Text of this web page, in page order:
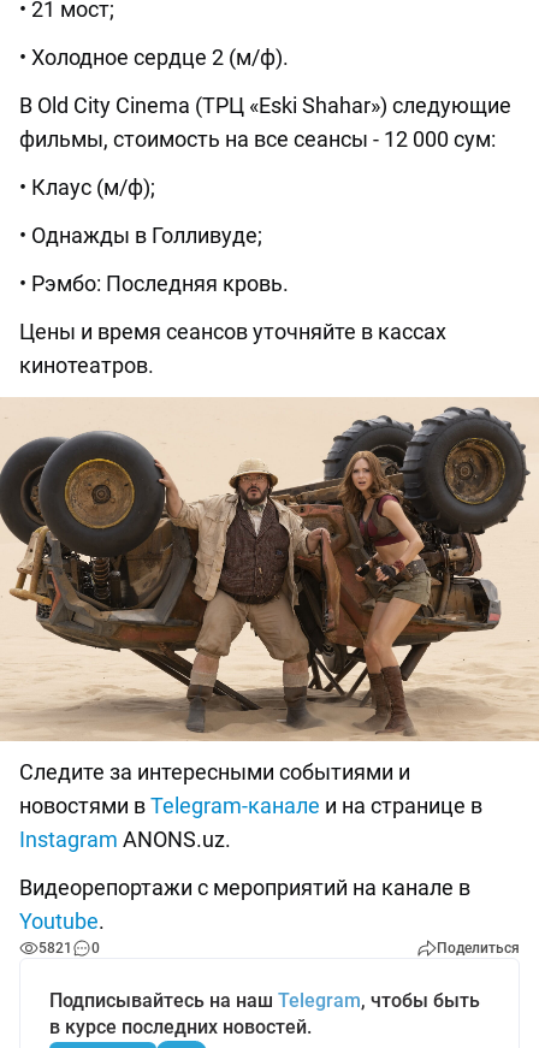
• 21 мост;
• Холодное сердце 2 (м/ф).
В Old City Cinema (ТРЦ «Eski Shahar») следующие
фильмы, стоимость на все сеансы - 12 000 сум:
• Клаус (м/ф);
• Однажды в Голливуде;
• Рэмбо: Последняя кровь.
Цены и время сеансов уточняйте в кассах
кинотеатров.
Следите за интересными событиями и
новостями вTelegram-канале и на странице в
Instagram ANONS.uz.
Видеорепортажи с мероприятий на канале в
Youtube.
5821 0 Поделиться
Подписывайтесь на наш Telegram, чтобы быть
в курсе последних новостей.